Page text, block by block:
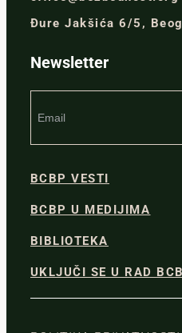
Đure Jakšića 6/5,
Newsletter
BCBP VESTI
BCBP U MEDIJIMA
BIBLIOTEKA
UKLJUČI SE U RAD